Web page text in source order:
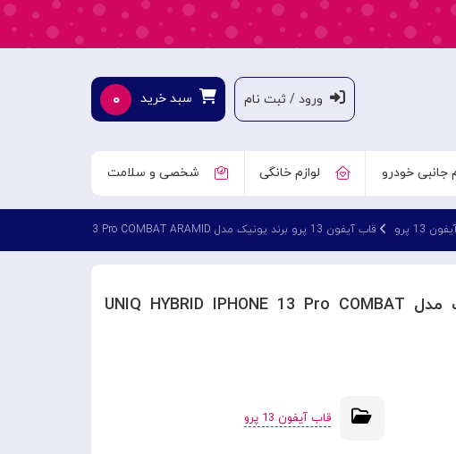
ورود / ثبت نام سبد خرید ۰
جانبی خودرو لوازم خانگی شخصی و سلامت
13 پرو قاب آیفون 13 پرو برند یونیک مدل UNIQ HYBRID IPHONE 13 Pro COMBAT ARAMID
قاب آیفون 13 پرو برند یونیک مدل UNIQ HYBRID IPHONE 13 Pro COMBAT
قاب آیفون 13 پرو